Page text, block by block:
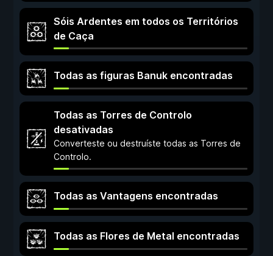
Sóis Ardentes em todos os Territórios
de Caça
Todas as figuras Banuk encontradas
Todas as Torres de Controlo
desativadas
Converteste ou destruíste todas as Torres de
Controlo.
Todas as Vantagens encontradas
Todas as Flores de Metal encontradas